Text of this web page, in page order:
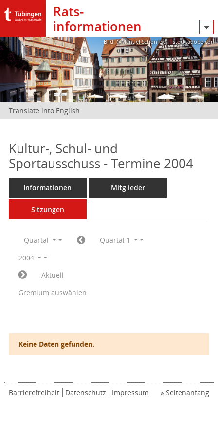
Rats­
informationen
Bild: @Manuel Schönfeld – stock.adobe.com
Translate into English
Kultur-, Schul- und
Sportausschuss - Termine 2004
Informationen Mitglieder
Sitzungen
Quartal
Quartal 1
2004
Aktuell
Gremium auswählen
Keine Daten gefunden.
Barrierefreiheit Datenschutz Impressum Seitenanfang